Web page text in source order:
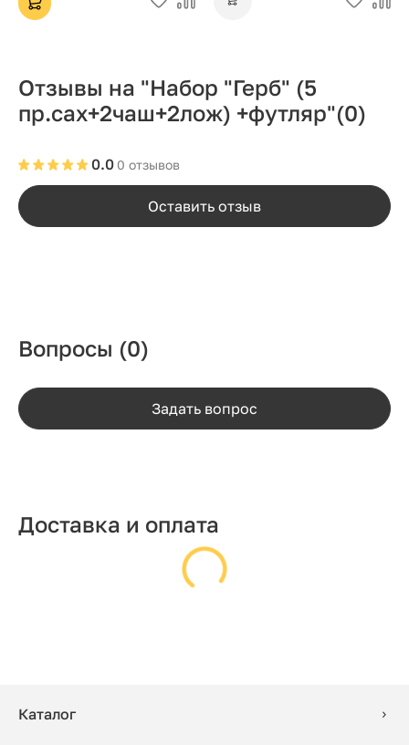
Отзывы на "Набор "Герб" (5
пр.сах+2чаш+2лож) +футляр"(0)
0 отзывов
0.0
Оставить отзыв
Вопросы (0)
Задать вопрос
Доставка и оплата
Каталог